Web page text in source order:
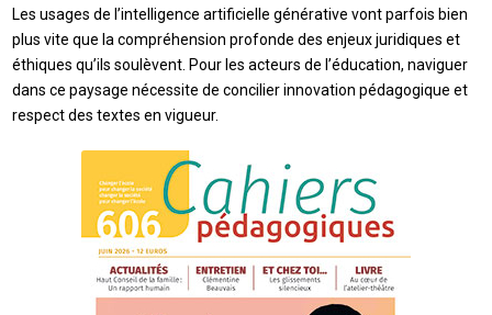
Les usages de l’intelligence artificielle générative vont parfois bien
plus vite que la compréhension profonde des enjeux juridiques et
éthiques qu’ils soulèvent. Pour les acteurs de l’éducation, naviguer
dans ce paysage nécessite de concilier innovation pédagogique et
respect des textes en vigueur.